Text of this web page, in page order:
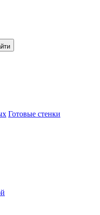
Готовые стенки